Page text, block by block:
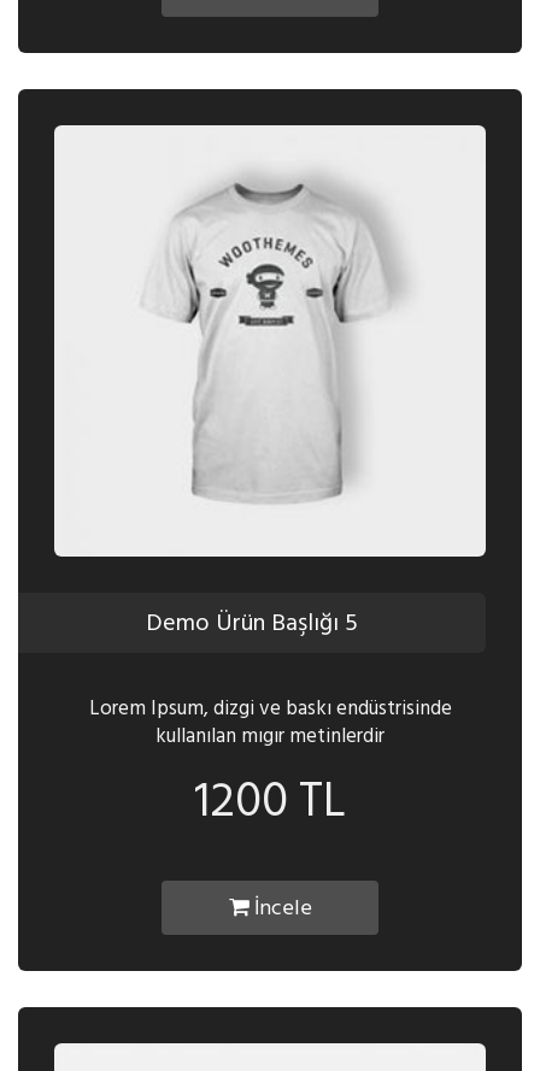
Demo Ürün Başlığı 5
Lorem Ipsum, dizgi ve baskı endüstrisinde
kullanılan mıgır metinlerdir
1200 TL
İncele